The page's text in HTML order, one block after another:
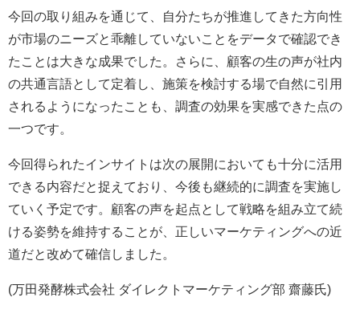
今回の取り組みを通じて、自分たちが推進してきた方向性
が市場のニーズと乖離していないことをデータで確認でき
たことは大きな成果でした。さらに、顧客の生の声が社内
の共通言語として定着し、施策を検討する場で自然に引用
されるようになったことも、調査の効果を実感できた点の
一つです。
今回得られたインサイトは次の展開においても十分に活用
できる内容だと捉えており、今後も継続的に調査を実施し
ていく予定です。顧客の声を起点として戦略を組み立て続
ける姿勢を維持することが、正しいマーケティングへの近
道だと改めて確信しました。
(万田発酵株式会社 ダイレクトマーケティング部 齋藤氏)